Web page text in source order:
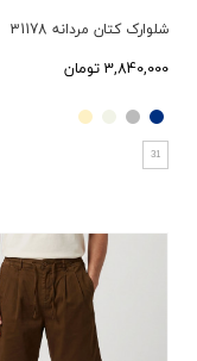
شلوارک کتان مردانه 31178
3,840,000 تومان
31